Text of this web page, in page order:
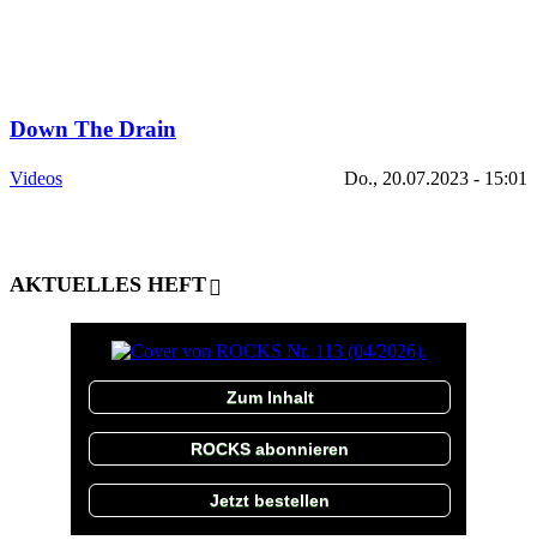
Down The Drain
Videos Do., 20.07.2023 - 15:01
AKTUELLES HEFT
Zum Inhalt
ROCKS abonnieren
Jetzt bestellen